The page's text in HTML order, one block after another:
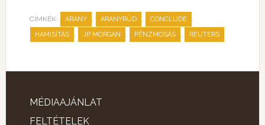
CÍMKÉK: ARANY , ARANYRÚD , CONCLUDE ,
HAMISÍTÁS , JP MORGAN , PÉNZMOSÁS , REUTERS
MÉDIAAJÁNLAT
FELTÉTELEK